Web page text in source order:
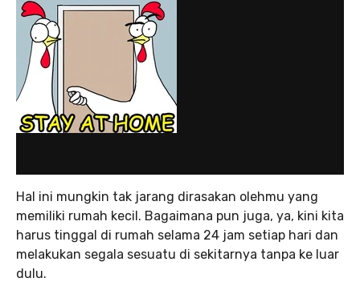
Hal ini mungkin tak jarang dirasakan olehmu yang
memiliki rumah kecil. Bagaimana pun juga, ya, kini kita
harus tinggal di rumah selama 24 jam setiap hari dan
melakukan segala sesuatu di sekitarnya tanpa ke luar
dulu.